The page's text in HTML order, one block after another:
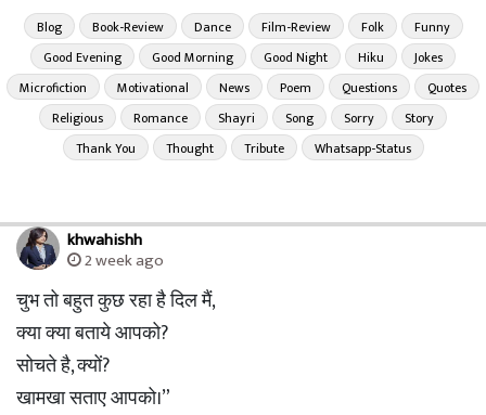
Blog Book-Review Dance Film-Review Folk
Funny
Good Evening
Good Morning Good Night Hiku
Jokes
Microfiction
Motivational News Poem Questions
Quotes
Religious
Romance Shayri Song Sorry
Story
Thank You
Thought Tribute Whatsapp-Status
khwahishh
2 week ago
चुभ तो बहुत कुछ रहा है दिल मैं,
क्या क्या बताये आपको?
सोचते है, क्यों?
खामखा सताए आपको।”